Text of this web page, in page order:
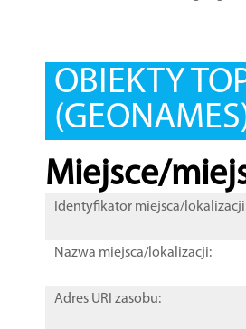
OBIEKTY
Miejsce/
Identyfikator miejsca/
Nazwa miejsca/lokalizacji:
Adres URI zasobu: